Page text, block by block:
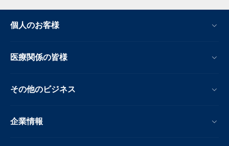
個人のお客様
医療関係の皆様
その他のビジネス
企業情報